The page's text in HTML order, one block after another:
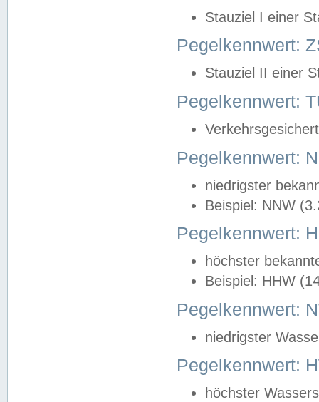
Stauziel I einer
Pegelkennwert:
Stauziel II einer
Pegelkennwert:
Pegelkennwert:
niedrigster
Beispiel: NNW
Pegelkennwert:
höchster
Beispiel: HHW
Pegelkennwert:
niedrigster
Pegelkennwert:
höchster